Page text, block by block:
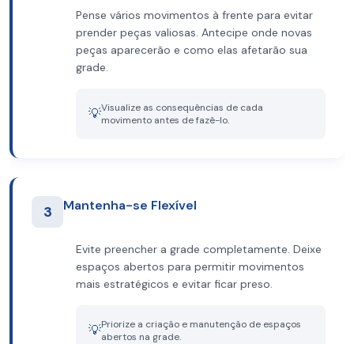
Pense vários movimentos à frente para evitar
prender peças valiosas. Antecipe onde novas
peças aparecerão e como elas afetarão sua
grade.
💡Visualize as consequências de cada
movimento antes de fazê-lo.
3 Mantenha-se Flexível
Evite preencher a grade completamente. Deixe
espaços abertos para permitir movimentos
mais estratégicos e evitar ficar preso.
💡Priorize a criação e manutenção de espaços
abertos na grade.